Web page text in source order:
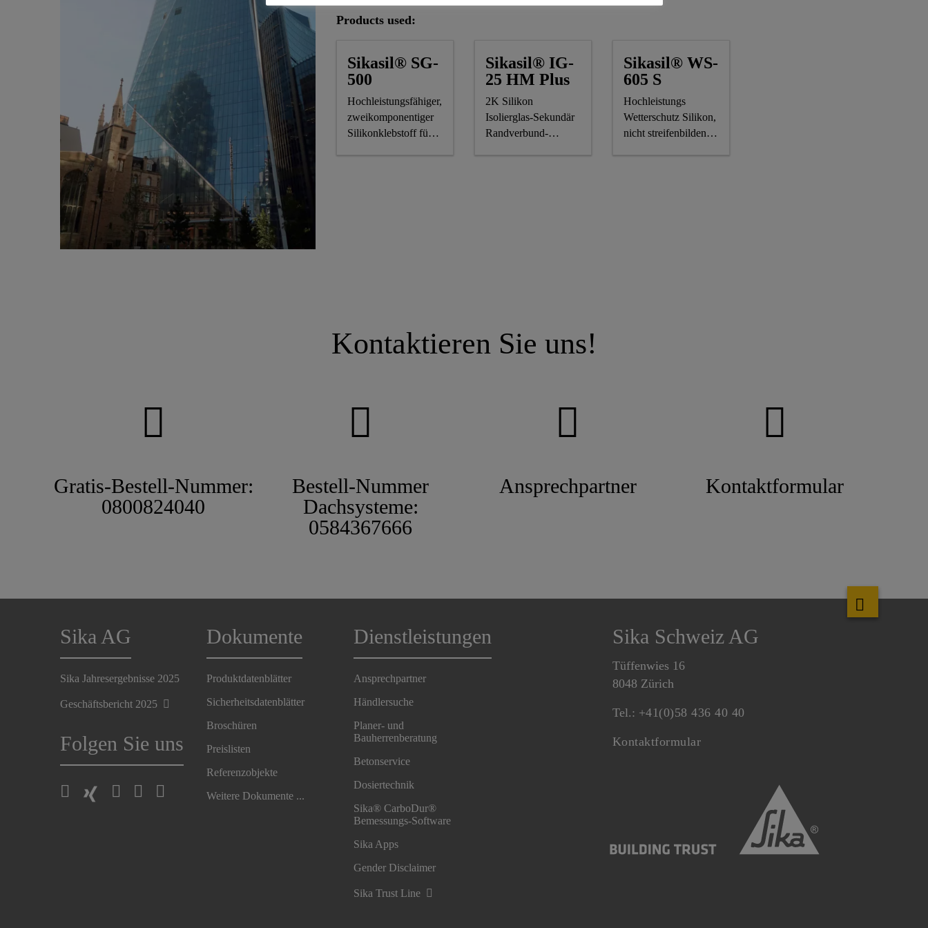
Products used:
Sikasil® SG-
500
Hochleistungsfähiger,
zweikomponentiger
Silikonklebstoff für
Sikasil® IG-
25 HM Plus
2K Silikon
Isolierglas-Sekundär
Randverbund-
Sikasil® WS-
605 S
Hochleistungs
Wetterschutz Silikon,
nicht streifenbildend,
Kontaktieren Sie uns!
Gratis-Bestell-Nummer:
0800824040
Bestell-Nummer
Dachsysteme:
0584367666
Ansprechpartner Kontaktformular
Sika AG
Sika Jahresergebnisse 2025
Geschäftsbericht 2025
Folgen Sie uns
Dokumente
Produktdatenblätter
Sicherheitsdatenblätter
Broschüren
Preislisten
Referenzobjekte
Weitere Dokumente ...
Dienstleistungen
Ansprechpartner
Händlersuche
Planer- und
Bauherrenberatung
Betonservice
Dosiertechnik
Sika® CarboDur®
Bemessungs-Software
Sika Apps
Gender Disclaimer
Sika Trust Line
Sika Schweiz AG
Tüffenwies 16
8048 Zürich
Tel.: +41(0)58 436 40 40
Kontaktformular